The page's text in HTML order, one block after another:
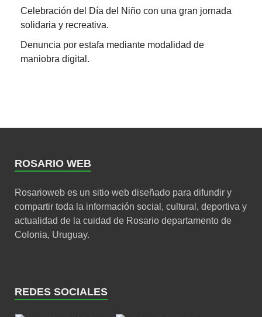
Celebración del Día del Niño con una gran jornada
solidaria y recreativa.
Denuncia por estafa mediante modalidad de
maniobra digital.
ROSARIO WEB
Rosarioweb es un sitio web diseñado para difundir y
compartir toda la información social, cultural, deportiva y
actualidad de la cuidad de Rosario departamento de
Colonia, Uruguay.
REDES SOCIALES